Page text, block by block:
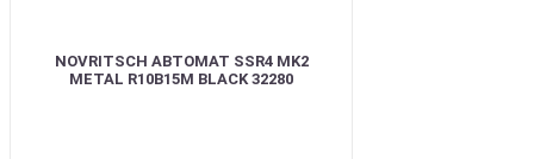
NOVRITSCH АВТОМАТ SSR4 MK2
METAL R10B15M BLACK 32280